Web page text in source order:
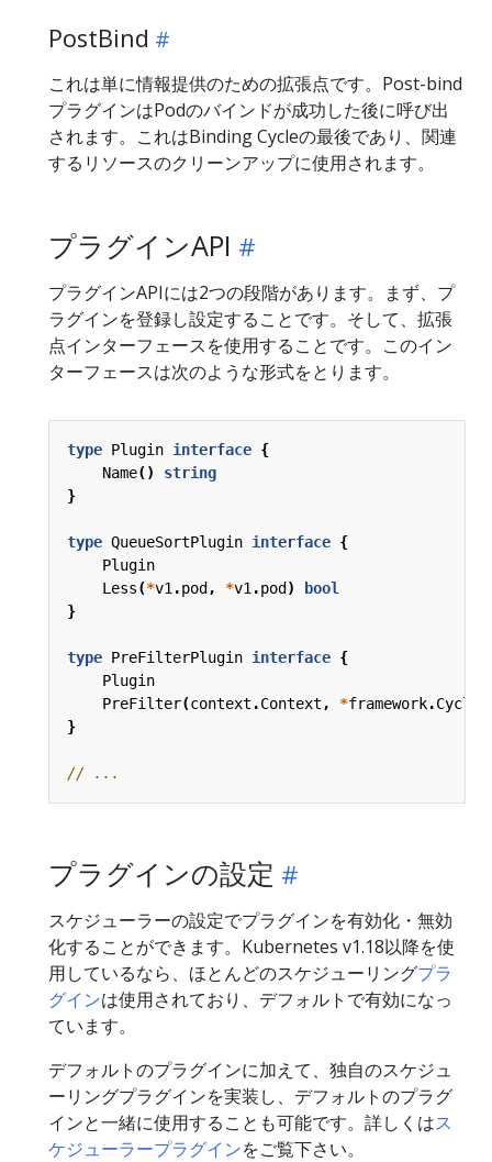
PostBind
これは単に情報提供のための拡張点です。Post-bind
プラグインはPodのバインドが成功した後に呼び出
されます。これはBinding Cycleの最後であり、関連
するリソースのクリーンアップに使用されます。
プラグインAPI
プラグインAPIには2つの段階があります。まず、プ
ラグインを登録し設定することです。そして、拡張
点インターフェースを使用することです。このイン
ターフェースは次のような形式をとります。
type Plugin interface {
Name()
string
}
type QueueSortPlugin interface {
Plugin
Less(*v1 .pod, *v1 .pod)
bool
}
type PreFilterPlugin interface {
Plugin
PreFilter(context .Context , *framework.
}
// ...
プラグインの設定
スケジューラーの設定でプラグインを有効化・無効
化することができます。Kubernetes v1.18以降を使
用しているなら、ほとんどのスケジューリングプラ
グインは使用されており、デフォルトで有効になっ
ています。
デフォルトのプラグインに加えて、独自のスケジュ
ーリングプラグインを実装し、デフォルトのプラグ
インと一緒に使用することも可能です。詳しくはス
ケジューラープラグインをご覧下さい。